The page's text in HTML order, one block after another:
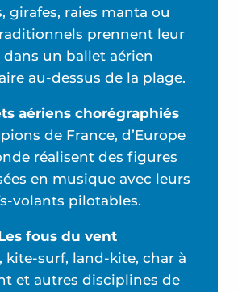
girafes, raies manta ou
prennent leur
dans un ballet aérien
au-dessus de la plage.
aériens chorégraphiés
de France, d’Europe
réalisent des figures
en musique avec leurs
volants pilotables.
fous du vent
kite-surf, land-kite, char à
et autres disciplines de